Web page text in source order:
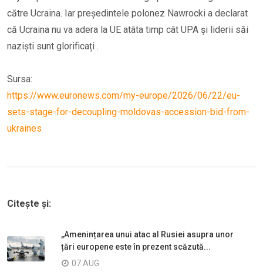
către Ucraina. Iar președintele polonez Nawrocki a declarat
că Ucraina nu va adera la UE atâta timp cât UPA și liderii săi
naziști sunt glorificați .
Sursa:
https://www.euronews.com/my-europe/2026/06/22/eu-
sets-stage-for-decoupling-moldovas-accession-bid-from-
ukraines
Citește și:
„Amenințarea unui atac al Rusiei asupra unor
țări europene este în prezent scăzută...
07 AUG